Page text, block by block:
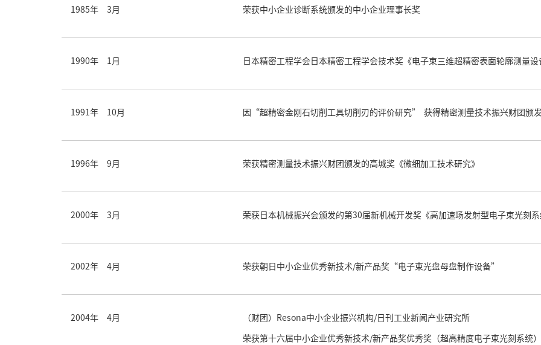
1985年 3月 荣获中小企业诊断系统颁发的中小企业理事长奖
1990年 1月 日本精密工程学会日本精密工程学会技术奖《电子束三维超精密表面轮廓测量设
1991年 10月 因“超精密金刚石切削工具切削刃的评价研究” 获得精密测量技术振兴财团颁
1996年 9月 荣获精密测量技术振兴财团颁发的高城奖《微细加工技术研究》
2000年 3月 荣获日本机械振兴会颁发的第30届新机械开发奖《高加速场发射型电子束光刻系
2002年 4月 荣获朝日中小企业优秀新技术/新产品奖“电子束光盘母盘制作设备”
2004年 4月
（财团）Resona中小企业振兴机构/日刊工业新闻产业研究所
荣获第十六届中小企业优秀新技术/新产品奖优秀奖（超高精度电子束光刻系统）